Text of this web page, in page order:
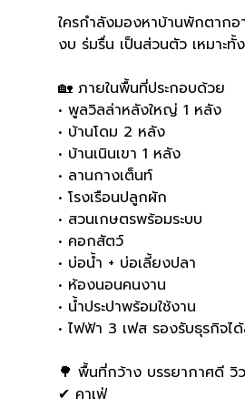
ใครกำลังมองหาบ้านพักตาก
งบ ร่มรื่น เป็นส่วนตัว เหมาะทั้
🏡 ภายในพื้นที่ประกอบด้วย
• พูลวิลล่าหลังใหญ่ 1 หลัง
• บ้านโดม 2 หลัง
• บ้านเนินเขา 1 หลัง
• ลานกางเต็นท์
• โรงเรือนปลูกผัก
• สวนเกษตรพร้อมระบบ
• คอกสัตว์
• บ่อน้ำ + บ่อเลี้ยงปลา
• ห้องนอนคนงาน
• น้ำประปาพร้อมใช้งาน
• ไฟฟ้า 3 เฟส รองรับธุรกิจไ
🌳 พื้นที่กว้าง บรรยากาศดี วิว
✔ คาเฟ่